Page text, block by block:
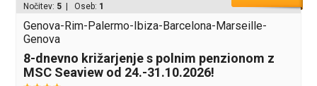
Nočitev: 5 | Oseb: 1
Genova-Rim-Palermo-Ibiza-Barcelona-Marseille-
Genova
8-dnevno križarjenje s polnim penzionom z
MSC Seaview od 24.-31.10.2026!